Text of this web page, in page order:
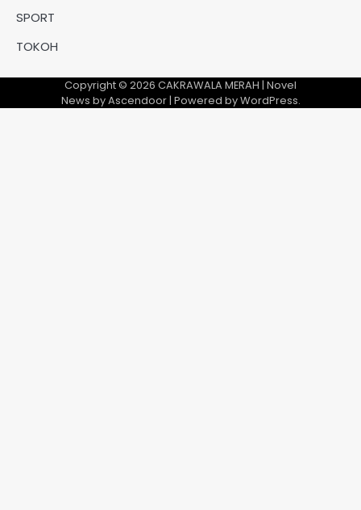
SPORT
TOKOH
Copyright © 2026 CAKRAWALA MERAH | Novel
News byAscendoor| Powered byWordPress.